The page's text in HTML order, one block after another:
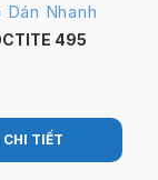
Dán Nhanh
495
CHI TIẾT